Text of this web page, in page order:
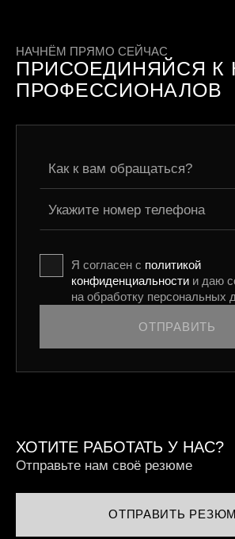
НАЧНЁМ ПРЯМО СЕЙЧАС
ПРИСОЕДИНЯЙСЯ К
ПРОФЕССИОНАЛОВ
ОТПРАВИТЬ
Я согласен с политикой
конфиденциальности и даю
на обработку персональных
ХОТИТЕ РАБОТАТЬ У НАС?
Отправьте нам своё резюме
ОТПРАВИТЬ